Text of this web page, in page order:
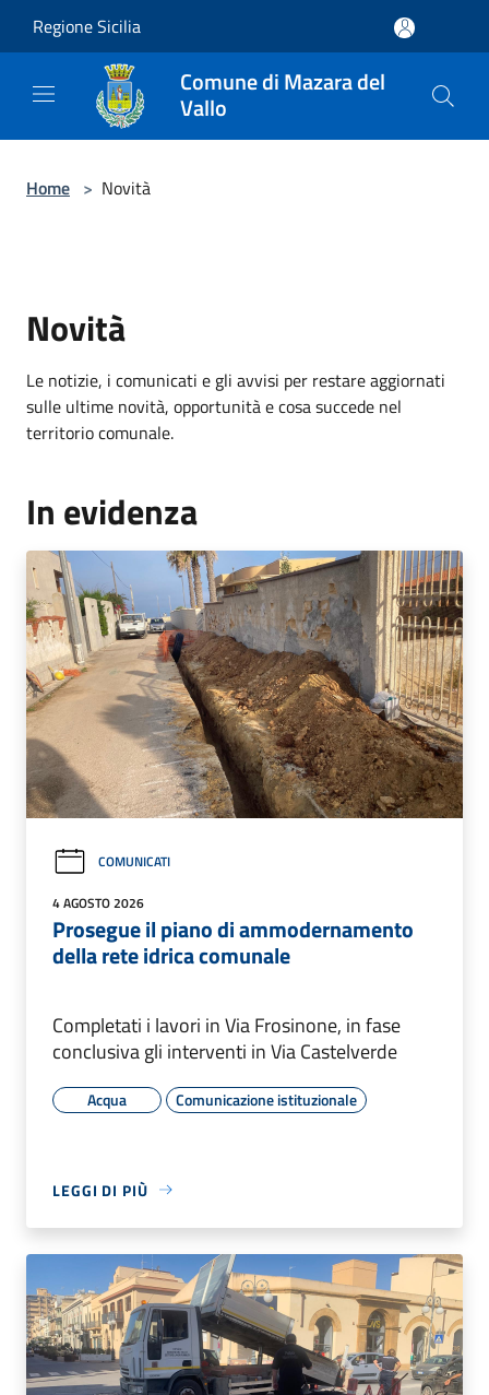
Regione Sicilia
Comune di Mazara del
Vallo
Home > Novità
Novità
Le notizie, i comunicati e gli avvisi per restare aggiornati
sulle ultime novità, opportunità e cosa succede nel
territorio comunale.
In evidenza
COMUNICATI
4 AGOSTO 2026
Prosegue il piano di ammodernamento
della rete idrica comunale
Completati i lavori in Via Frosinone, in fase
conclusiva gli interventi in Via Castelverde
Acqua Comunicazione istituzionale
LEGGI DI PIÙ